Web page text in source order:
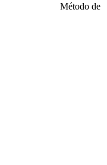
Método de